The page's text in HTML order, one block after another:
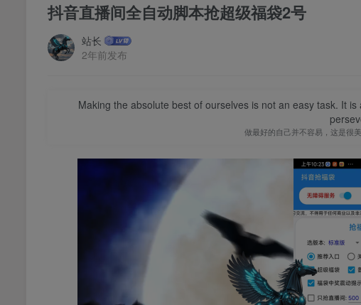
抖音直播间全自动脚本抢超级福袋2号
站长
2年前发布
Making the absolute best of ourselves is not an easy task. It
做最好的自己并不容易，这是很